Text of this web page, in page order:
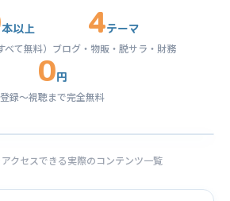
本以上
て無料）
4テーマ
ブログ・物販・脱サラ・財務
0円
登録〜視聴まで完全無料
クセスできる実際のコンテンツ一覧